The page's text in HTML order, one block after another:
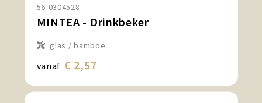
56-0304528
MINTEA - Drinkbeker
glas / bamboe
vanaf € 2,57